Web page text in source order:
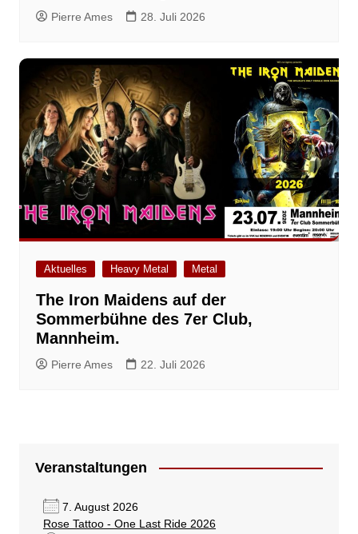
Pierre Ames 28. Juli 2026
Aktuelles Heavy Metal Metal
The Iron Maidens auf der
Sommerbühne des 7er Club,
Mannheim.
Pierre Ames 22. Juli 2026
Veranstaltungen
7. August 2026
Rose Tattoo - One Last Ride 2026